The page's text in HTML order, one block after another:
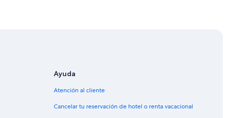
Ayuda
Atención al cliente
Cancelar tu reservación de hotel o renta vacacional